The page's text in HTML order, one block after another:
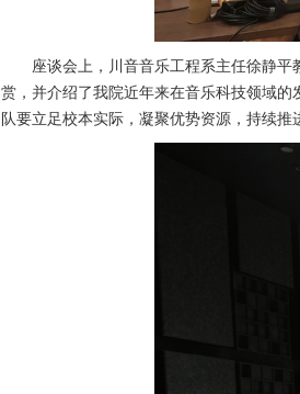
座谈会上，川音音乐工程系主任徐静
赏，并介绍了我院近年来在音乐科技领域
队要立足校本实际，凝聚优势资源，持续推